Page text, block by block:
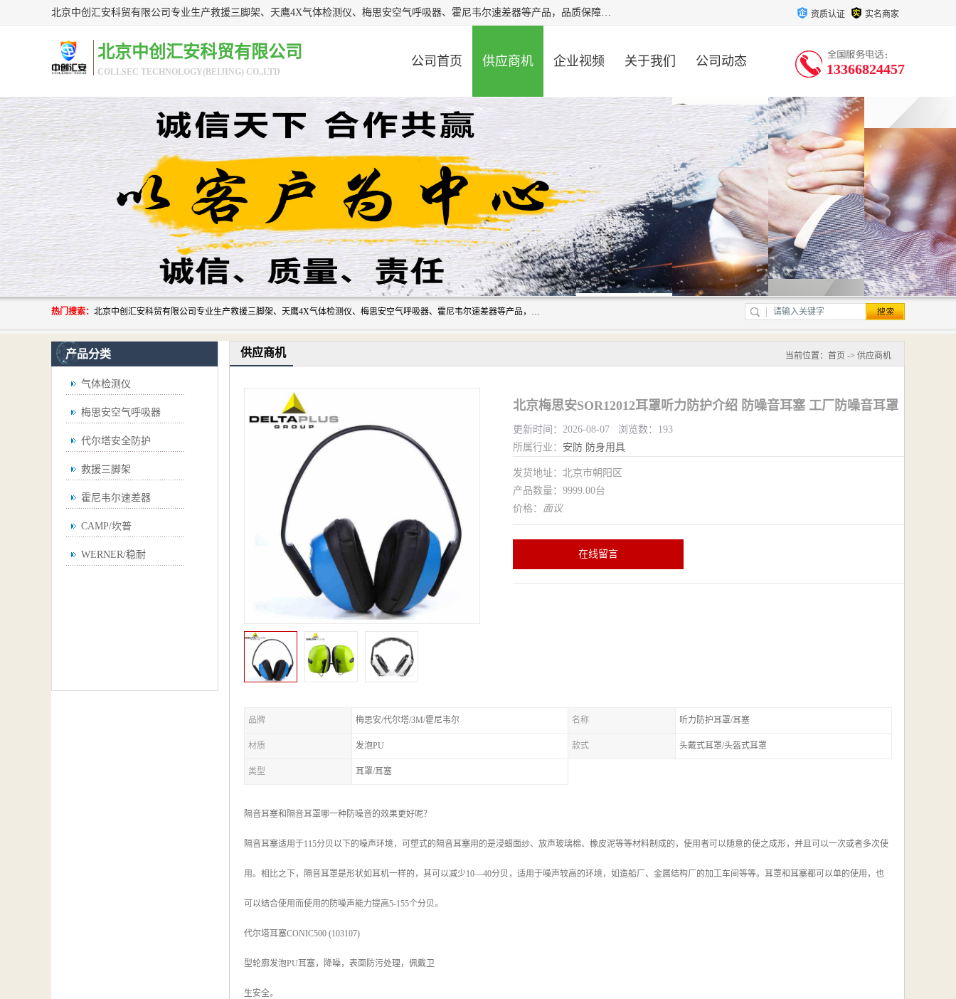
北京中创汇安科贸有限公司专业生产救援三脚架、天鹰4X气体检测仪、梅思安空气呼吸器、霍尼韦尔速差器等产品，品质保障，价格合理，欢迎在线致电咨询。 资质认证 实名商家
北京中创汇安科贸有限公司
COLLSEC TECHNOLOGY(BEIJING) CO.,LTD
公司首页 供应商机 企业视频 关于我们 公司动态 13366824457
热门搜索： 北京中创汇安科贸有限公司专业生产救援三脚架、天鹰4X气体检测仪、梅思安空气呼吸器、霍尼韦尔速差器等产品，品质保障，价格合理，欢迎在线致电咨询。
产品分类
气体检测仪
梅思安空气呼吸器
代尔塔安全防护
救援三脚架
霍尼韦尔速差器
CAMP/坎普
WERNER/稳耐
供应商机 当前位置： 首页 -> 供应商机
北京梅思安SOR12012耳罩听力防护介绍 防噪音耳塞 工厂防噪音耳罩
更新时间：2026-08-07 浏览数：193
所属行业： 安防 防身用具
发货地址：北京市朝阳区
产品数量：9999.00台
价格： 面议
在线留言
品牌 梅思安/代尔塔/3M/霍尼韦尔 名称 听力防护耳罩/耳塞
材质 发泡PU 款式 头戴式耳罩/头盔式耳罩
类型 耳罩/耳塞
隔音耳塞和隔音耳罩哪一种防噪音的效果更好呢？
隔音耳塞适用于115分贝以下的噪声环境，可塑式的隔音耳塞用的是浸蜡面纱、放声玻璃棉、橡皮泥等等材料制成的，使用者可以随意的使之成形，并且可以一次或者多次使
用。相比之下，隔音耳罩是形状如耳机一样的，其可以减少10—40分贝，适用于噪声较高的环境，如造船厂、金属结构厂的加工车间等等。耳罩和耳塞都可以单的使用，也
可以结合使用而使用的防噪声能力提高5-155个分贝。
代尔塔耳塞CONIC500 (103107)
型轮廓发泡PU耳塞，降噪，表面防污处理，佩戴卫
生安全。